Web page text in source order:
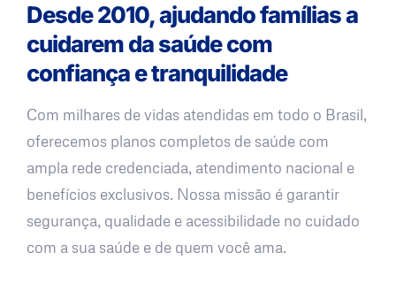
Desde 2010, ajudando famílias a
cuidarem da saúde com
confiança e tranquilidade
Com milhares de vidas atendidas em todo o Brasil,
oferecemos planos completos de saúde com
ampla rede credenciada, atendimento nacional e
benefícios exclusivos. Nossa missão é garantir
segurança, qualidade e acessibilidade no cuidado
com a sua saúde e de quem você ama.